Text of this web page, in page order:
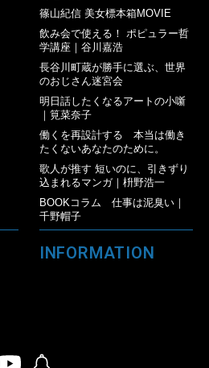
篠山紀信 美女標本箱MOVIE
飲み会で使える！ ポピュラー哲
学講座｜谷川嘉浩
長谷川町蔵が勝手に選ぶ、世界
のおじさん迷宮会
明日話したくなるアートの小噺
｜筧菜奈子
働くを再設計する 本当は働き
たくないあなたのために。
歌人が推す 短いのに、引きずり
込まれるマンガ｜枡野浩一
BOOKコラム 仕事は泥臭い｜
千野帽子
INFORMATION